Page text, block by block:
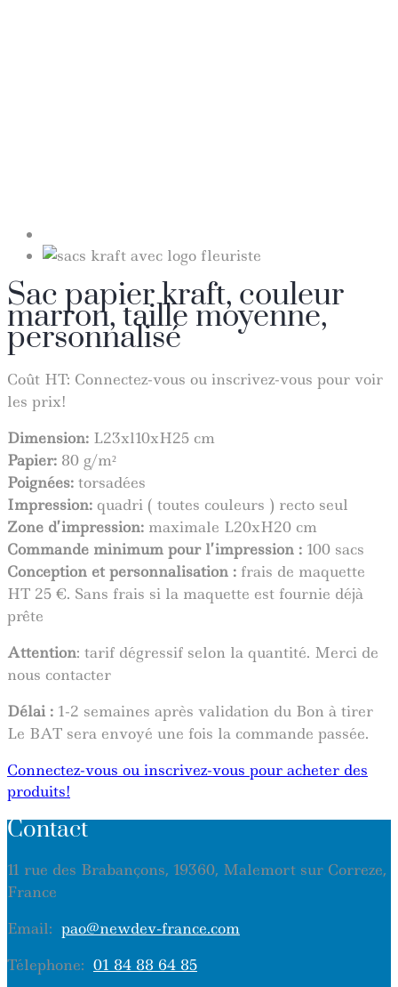
Sac papier kraft, couleur
marron, taille moyenne,
personnalisé
Coût HT: Connectez-vous ou inscrivez-vous pour voir
les prix!
Dimension: L23xl10xH25 cm
Papier: 80 g/m²
Poignées: torsadées
Impression: quadri ( toutes couleurs ) recto seul
Zone d’impression: maximale L20xH20 cm
Commande minimum pour l’impression : 100 sacs
Conception et personnalisation : frais de maquette
HT 25 €. Sans frais si la maquette est fournie déjà
prête
Attention: tarif dégressif selon la quantité. Merci de
nous contacter
Délai : 1-2 semaines après validation du Bon à tirer
Le BAT sera envoyé une fois la commande passée.
Connectez-vous ou inscrivez-vous pour acheter des
produits!
Contact
11 rue des Brabançons, 19360, Malemort sur Correze,
France
Email: pao@newdev-france.com
Télephone: 01 84 88 64 85